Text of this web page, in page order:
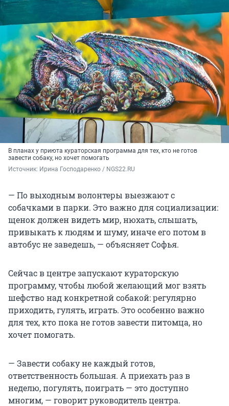
В планах у приюта кураторская программа для тех, кто не готов
завести собаку, но хочет помогать
Источник: Ирина Господаренко / NGS22.RU
— По выходным волонтеры выезжают с
собачками в парки. Это важно для социализации:
щенок должен видеть мир, нюхать, слышать,
привыкать к людям и шуму, иначе его потом в
автобус не заведешь, — объясняет Софья.
Сейчас в центре запускают кураторскую
программу, чтобы любой желающий мог взять
шефство над конкретной собакой: регулярно
приходить, гулять, играть. Это особенно важно
для тех, кто пока не готов завести питомца, но
хочет помогать.
— Завести собаку не каждый готов,
ответственность большая. А приехать раз в
неделю, погулять, поиграть — это доступно
многим, — говорит руководитель центра.